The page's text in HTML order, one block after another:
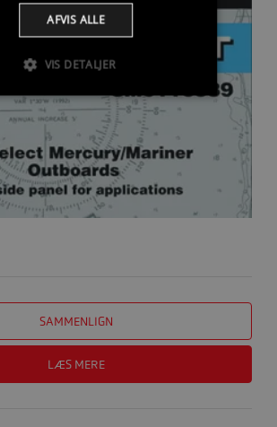
SAMMENLIGN
LÆS MERE
AFVIS ALLE
VIS DETALJER